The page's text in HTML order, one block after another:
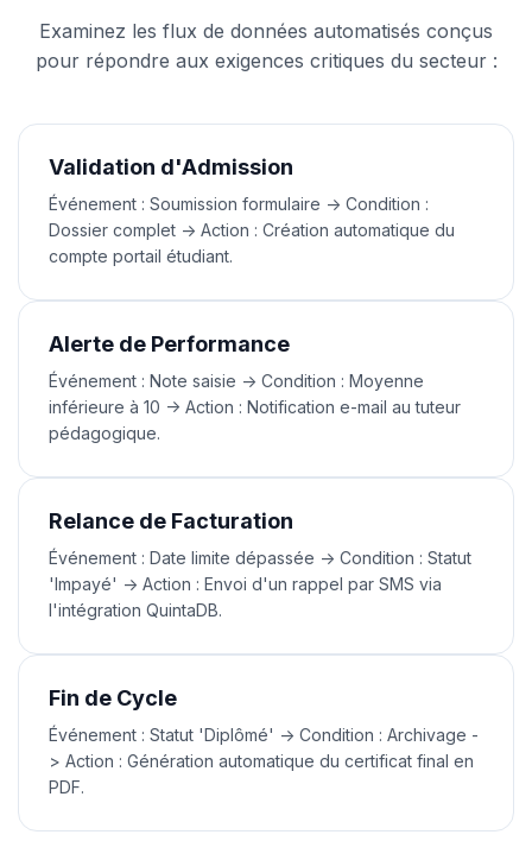
Examinez les flux de données automatisés conçus
pour répondre aux exigences critiques du secteur :
Validation d'Admission
Événement : Soumission formulaire -> Condition :
Dossier complet -> Action : Création automatique du
compte portail étudiant.
Alerte de Performance
Événement : Note saisie -> Condition : Moyenne
inférieure à 10 -> Action : Notification e-mail au tuteur
pédagogique.
Relance de Facturation
Événement : Date limite dépassée -> Condition : Statut
'Impayé' -> Action : Envoi d'un rappel par SMS via
l'intégration QuintaDB.
Fin de Cycle
Événement : Statut 'Diplômé' -> Condition : Archivage -
> Action : Génération automatique du certificat final en
PDF.